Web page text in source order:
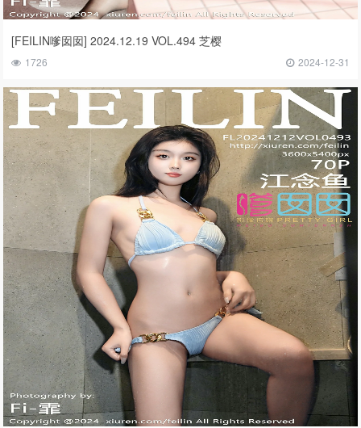
[FEILIN嗲囡囡] 2024.12.19 VOL.494 芝樱
1726 2024-12-31